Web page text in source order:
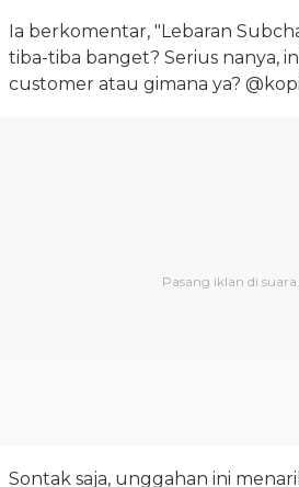
Ia berkomentar, "Lebaran
tiba-tiba banget? Serius nanya,
customer atau gimana ya?
Sontak saja, unggahan ini